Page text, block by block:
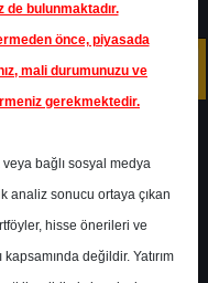
Alnus Yatırım
bulunmaktadır.
önce, piyasada
mali durumunuzu ve
gerekmektedir.
bağlı sosyal medya
analiz sonucu ortaya çıkan
hisse önerileri ve
değildir. Yatırım